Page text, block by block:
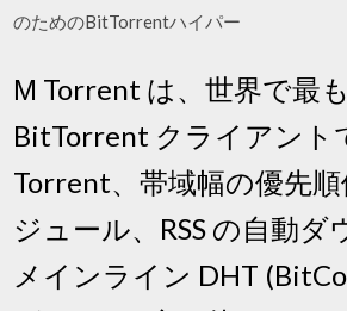
のためのBitTorrentハイパー
Μ Torrent は、世界で最
BitTorrent クライアント
Torrent、帯域幅の優先
ジュール、RSS の自動ダ
メインライン DHT